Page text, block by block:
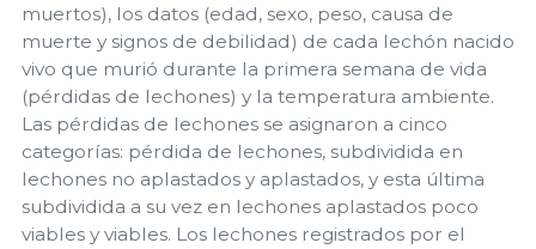
muertos), los datos (edad, sexo, peso, causa de
muerte y signos de debilidad) de cada lechón nacido
vivo que murió durante la primera semana de vida
(pérdidas de lechones) y la temperatura ambiente.
Las pérdidas de lechones se asignaron a cinco
categorías: pérdida de lechones, subdividida en
lechones no aplastados y aplastados, y esta última
subdividida a su vez en lechones aplastados poco
viables y viables. Los lechones registrados por el